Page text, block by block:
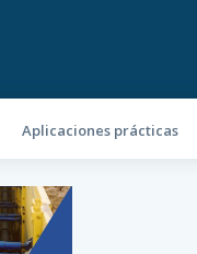
Aplicaciones prácticas